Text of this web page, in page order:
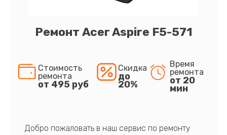
Ремонт Acer Aspire F5-571
Стоимость
ремонта
от 495 руб
Скидка
до
20%
Время
ремонта
от 20
мин
Добро пожаловать в наш сервис по ремонту